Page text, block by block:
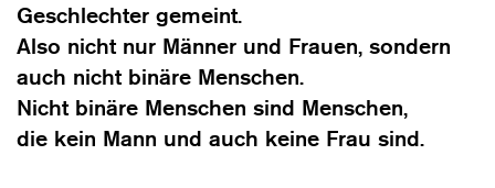
Geschlechter gemeint.
Also nicht nur Männer und Frauen, sondern
auch nicht binäre Menschen.
Nicht binäre Menschen sind Menschen,
die kein Mann und auch keine Frau sind.